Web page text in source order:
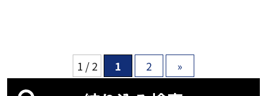
1 / 2 1 2 »